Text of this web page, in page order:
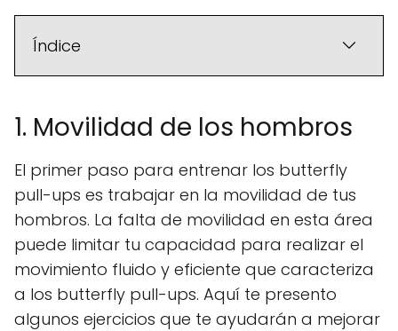
Índice
1. Movilidad de los hombros
El primer paso para entrenar los butterfly
pull-ups es trabajar en la movilidad de tus
hombros. La falta de movilidad en esta área
puede limitar tu capacidad para realizar el
movimiento fluido y eficiente que caracteriza
a los butterfly pull-ups. Aquí te presento
algunos ejercicios que te ayudarán a mejorar